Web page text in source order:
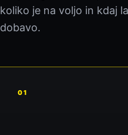
koliko je na voljo in kdaj
dobavo.
01